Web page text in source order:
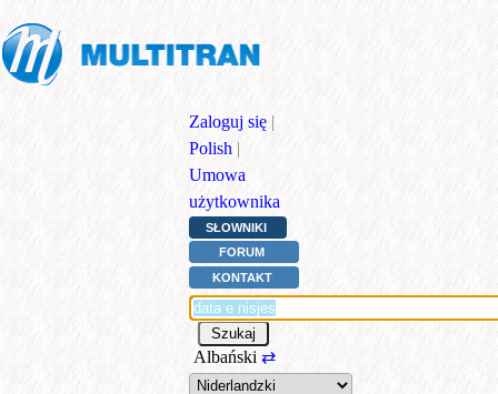
Zaloguj się |
Polish |
Umowa
użytkownika
SŁOWNIKI
FORUM
KONTAKT
Albański ⇄